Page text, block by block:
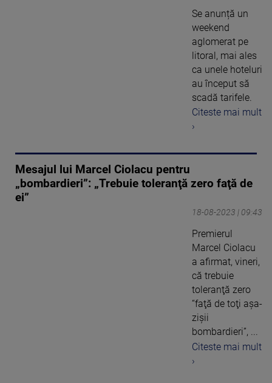
Se anunță un
weekend
aglomerat pe
litoral, mai ales
ca unele hoteluri
au început să
scadă tarifele.
Citeste mai mult
›
Mesajul lui Marcel Ciolacu pentru
„bombardieri”: „Trebuie toleranţă zero faţă de
ei”
18-08-2023 | 09:43
Premierul
Marcel Ciolacu
a afirmat, vineri,
că trebuie
toleranţă zero
“faţă de toţi aşa-
zişii
bombardieri”, ...
Citeste mai mult
›